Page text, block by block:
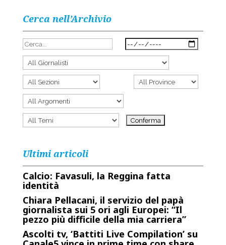
Cerca nell’Archivio
Ultimi articoli
Calcio: Favasuli, la Reggina fatta
identità
Chiara Pellacani, il servizio del papà
giornalista sui 5 ori agli Europei: “Il
pezzo più difficile della mia carriera”
Ascolti tv, ‘Battiti Live Compilation’ su